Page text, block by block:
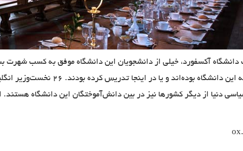
سیاسی دنیا از دیگر کشورها نیز در بین دانش‌آموختگان این دانشگاه